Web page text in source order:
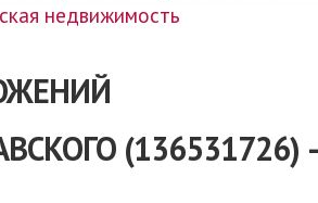
недвижимость
(136531726)